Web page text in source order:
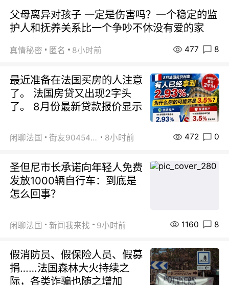
父母离异对孩子 一定是伤害吗？一个稳定的监
护人和抚养关系比一个争吵不休没有爱的家
真情秘密 匿名 8小时前 477 8
最近准备在法国买房的人注意
了。 法国房贷又出现2字头
了。 8月份最新贷款报价显示
闲聊法国 街友90454511 8小时前 472 0
圣但尼市长承诺向年轻人免费
发放1000辆自行车：到底是
怎么回事？
闲聊法国 新闻我来找 9小时前 1160 8
假消防员、假保险人员、假募
捐……法国森林大火持续之
际，各类诈骗也随之增加